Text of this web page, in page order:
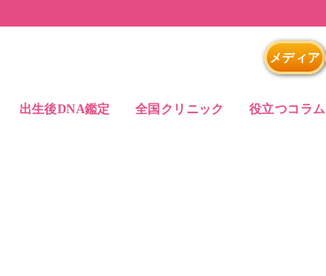
メディア
出生後DNA鑑定 全国クリニック 役立つコラム